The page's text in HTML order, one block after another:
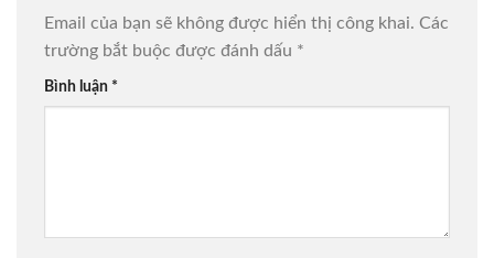
Email của bạn sẽ không được hiển thị công khai. Các
trường bắt buộc được đánh dấu *
Bình luận *